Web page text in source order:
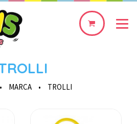
0
• MARCA • TROLLI